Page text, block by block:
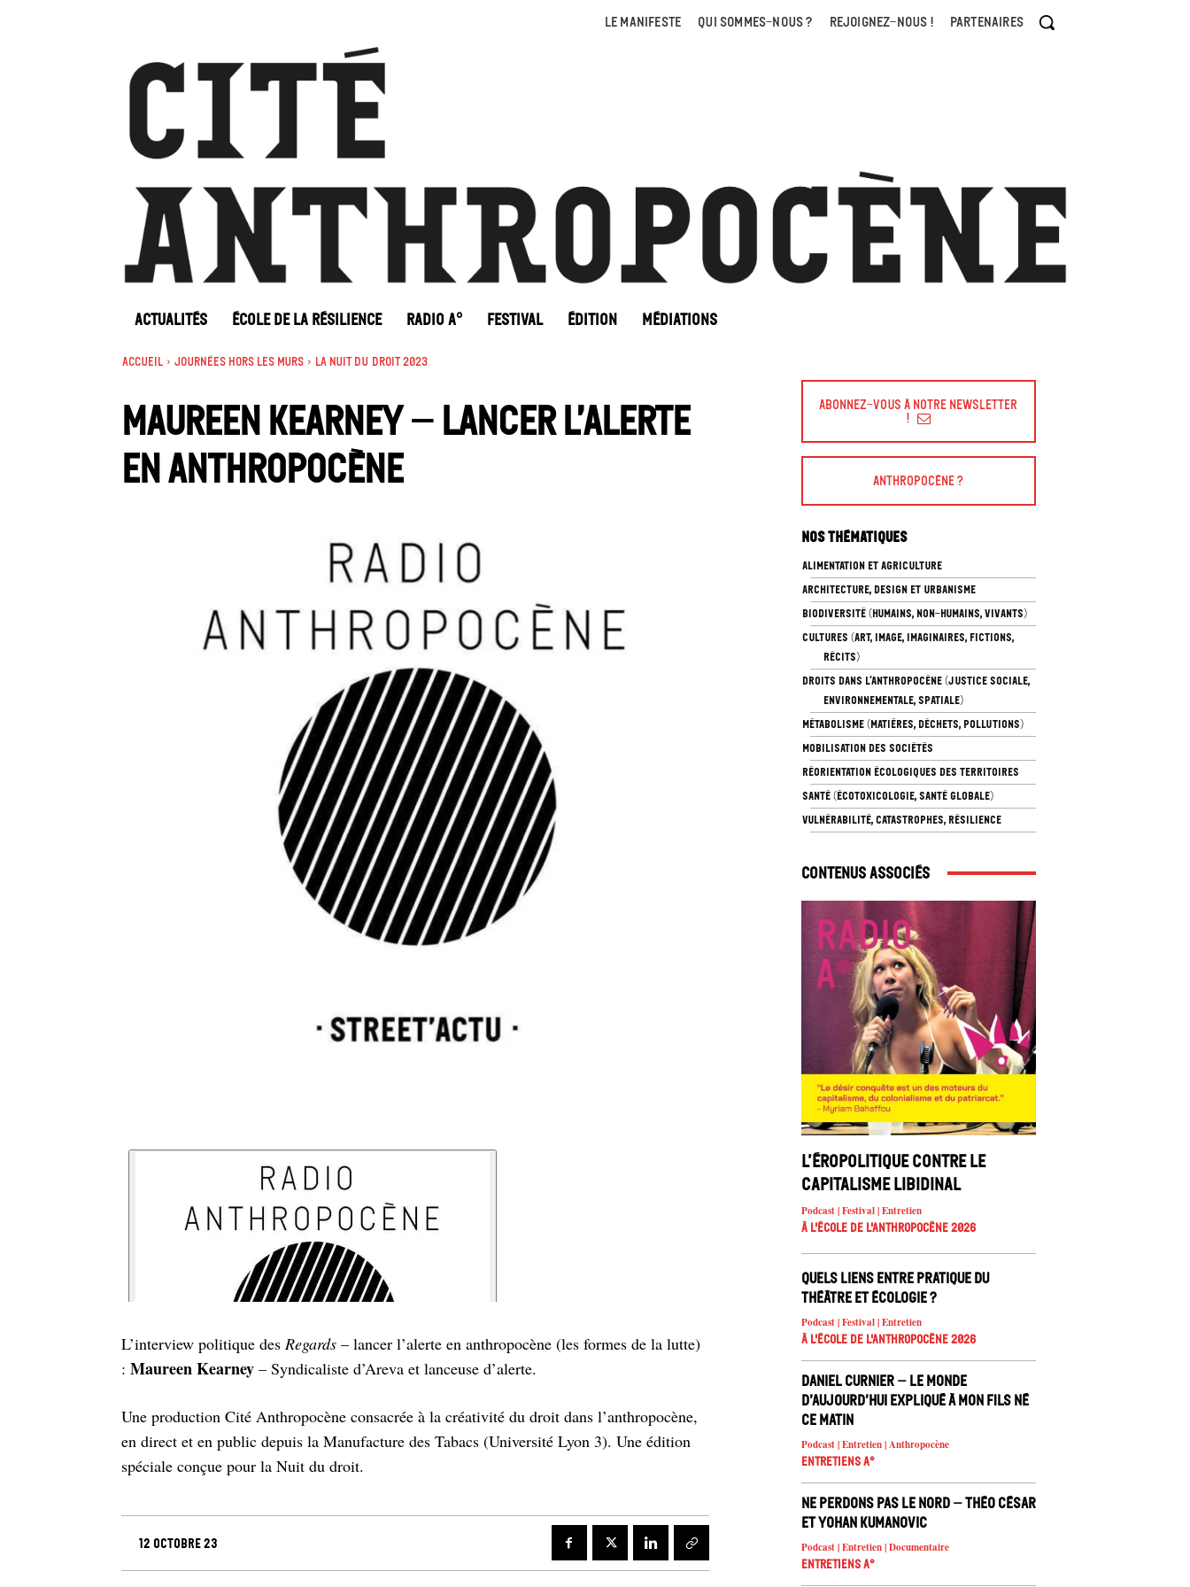
LE MANIFESTE QUI SOMMES-NOUS ? REJOIGNEZ-NOUS ! PARTENAIRES
ACTUALITÉS ÉCOLE DE LA RÉSILIENCE RADIO A° FESTIVAL ÉDITION MÉDIATIONS
Accueil Journées Hors les murs La Nuit du droit 2023
Maureen Kearney – Lancer l’alerte
en anthropocène
L’interview politique des Regards – lancer l’alerte en anthropocène (les formes de la lutte)
: Maureen Kearney – Syndicaliste d’Areva et lanceuse d’alerte.
Une production Cité Anthropocène consacrée à la créativité du droit dans l’anthropocène,
en direct et en public depuis la Manufacture des Tabacs (Université Lyon 3). Une édition
spéciale conçue pour la Nuit du droit.
12 octobre 23
Abonnez-vous à Notre Newsletter
!
Anthropocène ?
Nos thématiques
ALIMENTATION ET AGRICULTURE
ARCHITECTURE, DESIGN ET URBANISME
BIODIVERSITÉ (HUMAINS, NON-HUMAINS, VIVANTS)
CULTURES (ART, IMAGE, IMAGINAIRES, FICTIONS,
RÉCITS)
DROITS DANS L’ANTHROPOCÈNE (JUSTICE SOCIALE,
ENVIRONNEMENTALE, SPATIALE)
MÉTABOLISME (MATIÈRES, DÉCHETS, POLLUTIONS)
MOBILISATION DES SOCIÉTÉS
RÉORIENTATION ÉCOLOGIQUES DES TERRITOIRES
SANTÉ (ÉCOTOXICOLOGIE, SANTÉ GLOBALE)
VULNÉRABILITÉ, CATASTROPHES, RÉSILIENCE
Contenus associés
L’éropolitique contre le
capitalisme libidinal
Podcast | Festival | Entretien
À l'école de l'Anthropocène 2026
Quels liens entre pratique du
théâtre et écologie ?
Podcast | Festival | Entretien
À l'école de l'Anthropocène 2026
Daniel Curnier – Le Monde
d’aujourd’hui expliqué à mon fils né
ce matin
Podcast | Entretien | Anthropocène
Entretiens A°
Ne Perdons pas le nord – Théo César
et Yohan Kumanovic
Podcast | Entretien | Documentaire
Entretiens A°